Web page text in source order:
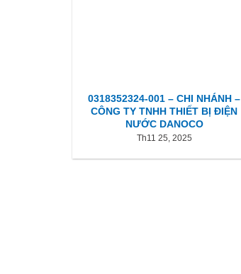
0318352324-001 – CHI NHÁNH –
CÔNG TY TNHH THIẾT BỊ ĐIỆN
NƯỚC DANOCO
Th11 25, 2025